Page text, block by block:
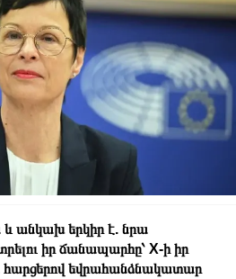
անկախ երկիր է. նրա
իր ճանապարհը՝ X-ի իր
հարցերով եվրահանձնակատար